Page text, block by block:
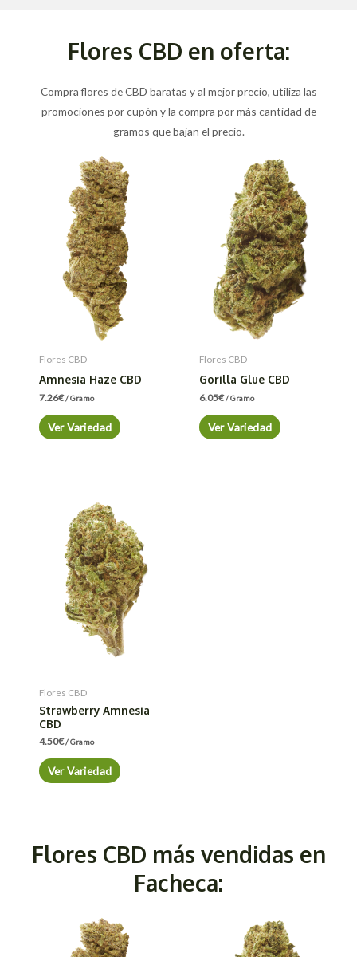
Flores CBD en oferta:
Compra flores de CBD baratas y al mejor precio, utiliza las
promociones por cupón y la compra por más cantidad de
gramos que bajan el precio.
Flores CBD
Amnesia Haze CBD
7.26€/ Gramo
Ver Variedad
Flores CBD
Gorilla Glue CBD
6.05€/ Gramo
Ver Variedad
Flores CBD
Strawberry Amnesia
CBD
4.50€/ Gramo
Ver Variedad
Flores CBD más vendidas en
Facheca: